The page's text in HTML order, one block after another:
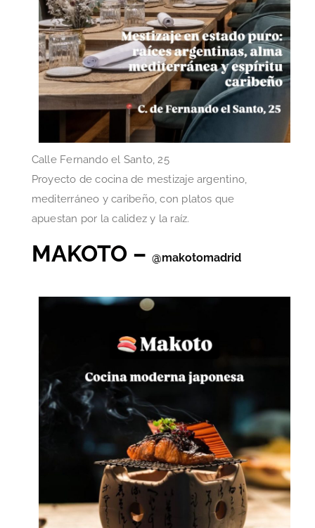
Calle Fernando el Santo, 25
Proyecto de cocina de mestizaje argentino,
mediterráneo y caribeño, con platos que
apuestan por la calidez y la raíz.
MAKOTO – @makotomadrid